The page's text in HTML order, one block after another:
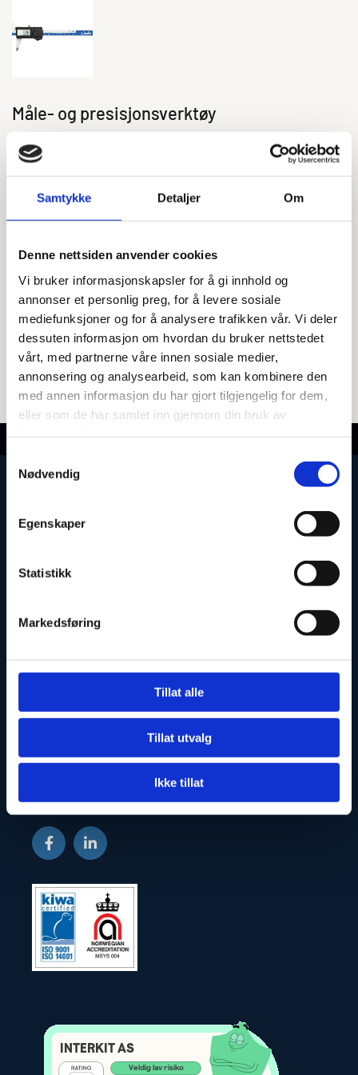
Samtykke Detaljer Om
Denne nettsiden anvender cookies
Vi bruker informasjonskapsler for å gi innhold og
annonser et personlig preg, for å levere sosiale
mediefunksjoner og for å analysere trafikken vår. Vi deler
dessuten informasjon om hvordan du bruker nettstedet
vårt, med partnerne våre innen sosiale medier,
annonsering og analysearbeid, som kan kombinere den
med annen informasjon du har gjort tilgjengelig for dem,
eller som de har samlet inn gjennom din bruk av
Samtykkevalg
Nødvendig
Egenskaper
Statistikk
Markedsføring
Tillat alle
Tillat utvalg
Ikke tillat
Måle- og presisjonsverktøy
På lager
Analoge eller digitale måleverktøy
Enten du har behov for analoge eller digitale måleverktøy, vil du
finne det du trenger i vårt rikholdige varesortiment. Vi har også
ulike prisklasser i segmentet som gjenspeiler.
1481 Hagan
kontakt@interkit.no
Org.nr.: 997 316 486